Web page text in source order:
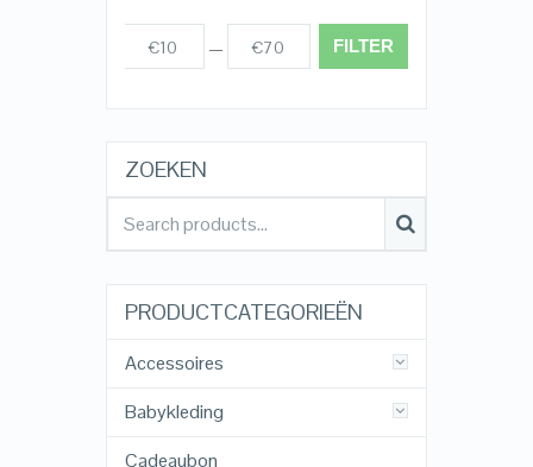
FILTER
€10 — €70
ZOEKEN
PRODUCTCATEGORIEËN
Accessoires
Babykleding
Cadeaubon